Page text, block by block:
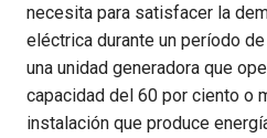
necesita para satisfacer la
eléctrica durante un período
una unidad generadora que
capacidad del 60 por ciento o
instalación que produce